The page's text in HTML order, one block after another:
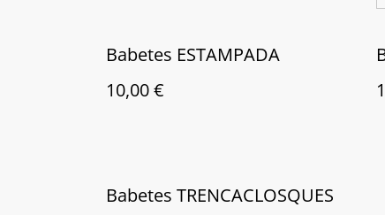
Babetes ESTAMPADA
10,00 €
Babetes TRENCACLOSQUES